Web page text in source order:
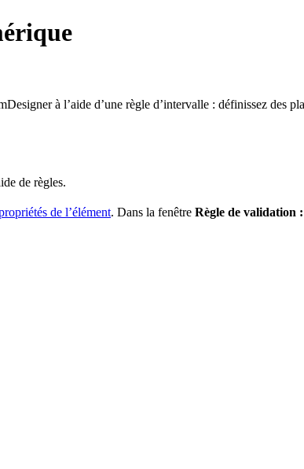
à l’aide d’une règle d’intervalle : définissez des
de règles.
de l’élément. Dans la fenêtre Règle de validation